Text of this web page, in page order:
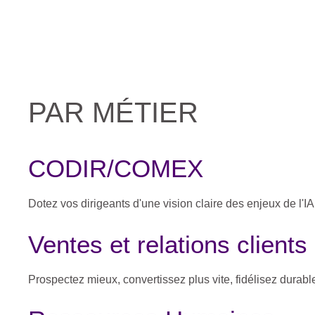
PAR MÉTIER
CODIR/COMEX
Dotez vos dirigeants d'une vision claire des enjeux de
Ventes et relations clients
Prospectez mieux, convertissez plus vite, fidélisez